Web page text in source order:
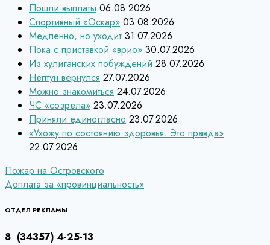
Пошли выплаты 06.08.2026
Спортивный «Оскар» 03.08.2026
Медленно, но уходит 31.07.2026
Пока с приставкой «врио» 30.07.2026
Из хулиганских побуждений 28.07.2026
Нептун вернулся 27.07.2026
Можно знакомиться 24.07.2026
ЧС «созрела» 23.07.2026
Приняли единогласно 23.07.2026
«Ухожу по состоянию здоровья. Это правда»
22.07.2026
Навигация
по
записям
Пожар на Островского
Доплата за «провинциальность»
ОТДЕЛ РЕКЛАМЫ
8 (34357) 4-25-13